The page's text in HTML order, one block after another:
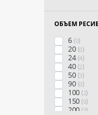
ОБЪЕМ
6(0)
20(0)
24(4)
40(2)
50(3)
90(0)
100(2)
150(0)
200(3)